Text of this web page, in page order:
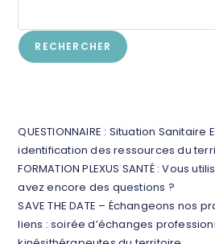
RECHERCHER
QUESTIONNAIRE : Situation
identification des ressources du
FORMATION PLEXUS SANTÉ : Vous
avez encore des questions ?
SAVE THE DATE – Échangeons nos
liens : soirée d’échanges